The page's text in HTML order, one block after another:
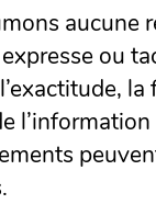
aucune
ou